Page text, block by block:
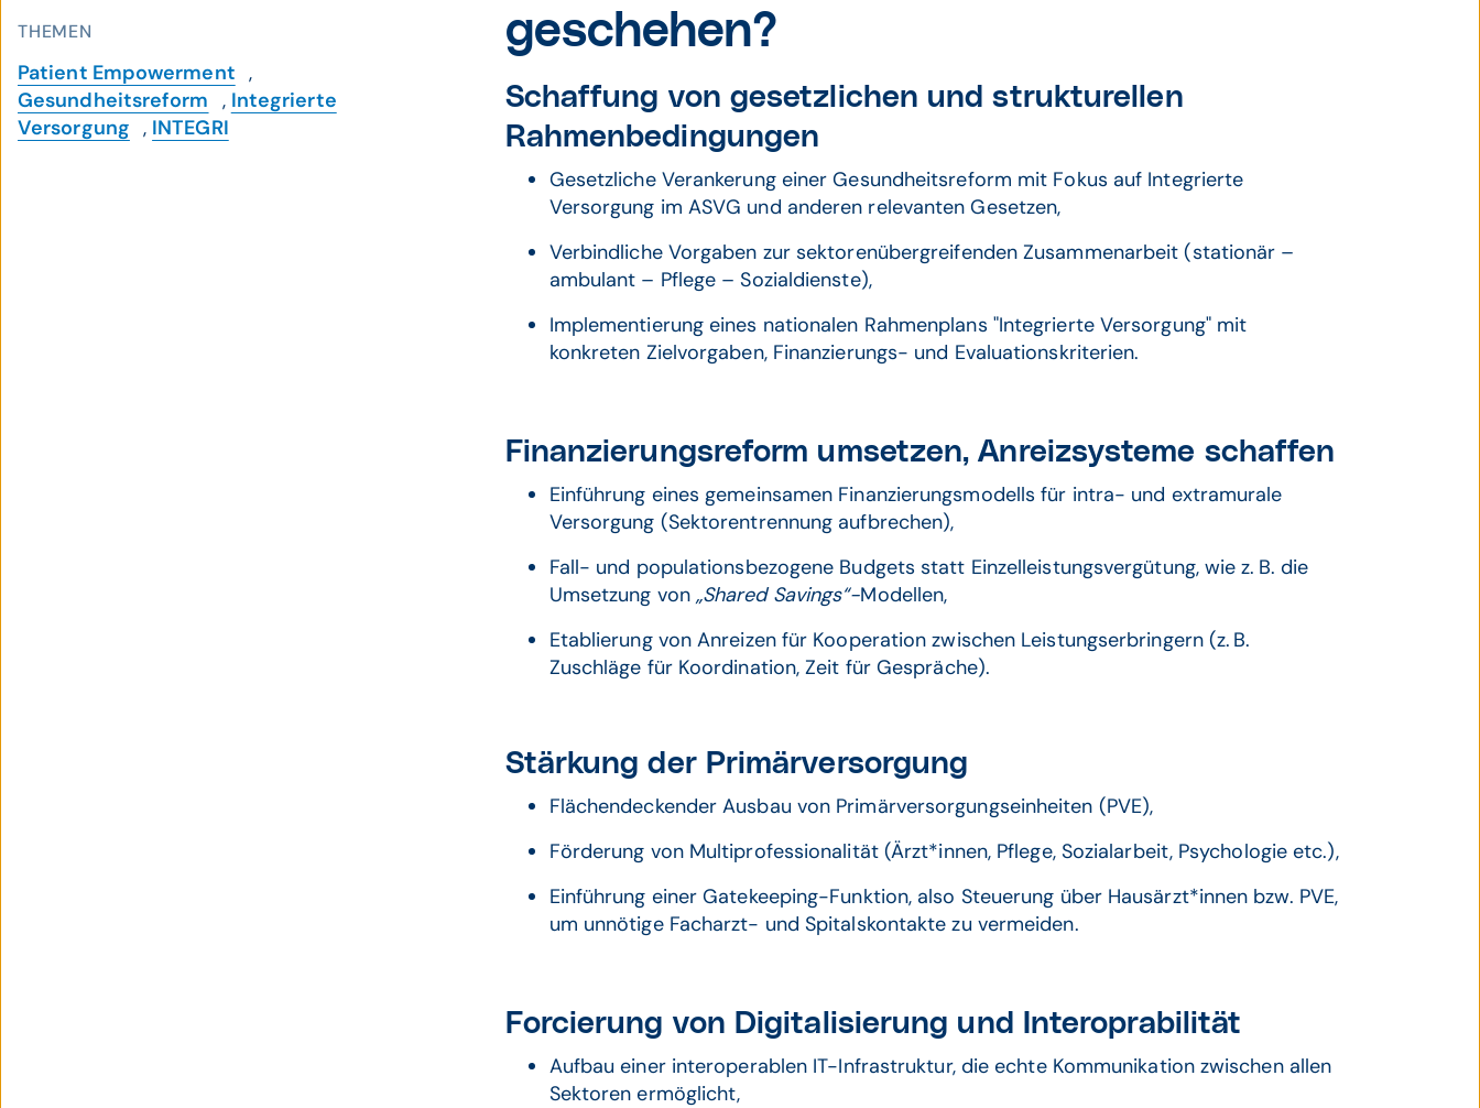
THEMEN
Patient Empowerment ,
Gesundheitsreform , Integrierte
Versorgung , INTEGRI
geschehen?
Schaffung von gesetzlichen und strukturellen
Rahmenbedingungen
Gesetzliche Verankerung einer Gesundheitsreform mit Fokus auf Integrierte
Versorgung im ASVG und anderen relevanten Gesetzen,
Verbindliche Vorgaben zur sektorenübergreifenden Zusammenarbeit (stationär –
ambulant – Pflege – Sozialdienste),
Implementierung eines nationalen Rahmenplans "Integrierte Versorgung" mit
konkreten Zielvorgaben, Finanzierungs- und Evaluationskriterien.
Finanzierungsreform umsetzen, Anreizsysteme schaffen
Einführung eines gemeinsamen Finanzierungsmodells für intra- und extramurale
Versorgung (Sektorentrennung aufbrechen),
Fall- und populationsbezogene Budgets statt Einzelleistungsvergütung, wie z. B. die
Umsetzung von „Shared Savings“-Modellen,
Etablierung von Anreizen für Kooperation zwischen Leistungserbringern (z. B.
Zuschläge für Koordination, Zeit für Gespräche).
Stärkung der Primärversorgung
Flächendeckender Ausbau von Primärversorgungseinheiten (PVE),
Förderung von Multiprofessionalität (Ärzt*innen, Pflege, Sozialarbeit, Psychologie etc.),
Einführung einer Gatekeeping-Funktion, also Steuerung über Hausärzt*innen bzw. PVE,
um unnötige Facharzt- und Spitalskontakte zu vermeiden.
Forcierung von Digitalisierung und Interoprabilität
Aufbau einer interoperablen IT-Infrastruktur, die echte Kommunikation zwischen allen
Sektoren ermöglicht,